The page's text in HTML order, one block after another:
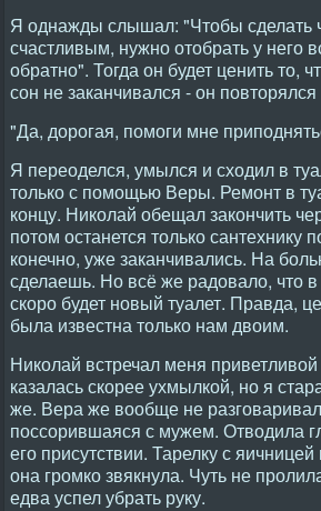
Я однажды слышал: "Чтобы сделать
счастливым, нужно отобрать у него
обратно". Тогда он будет ценить то,
сон не заканчивался - он
"Да, дорогая, помоги мне
Я переоделся, умылся и сходил в
только с помощью Веры. Ремонт в
концу. Николай обещал закончить
потом останется только сантехнику
конечно, уже заканчивались. На
сделаешь. Но всё же радовало, что
скоро будет новый туалет. Правда,
была известна только нам двоим.
Николай встречал меня
казалась скорее ухмылкой, но я
же. Вера же вообще не
поссорившаяся с мужем. Отводила
его присутствии. Тарелку с яичницей
она громко звякнула. Чуть не
едва успел убрать руку.